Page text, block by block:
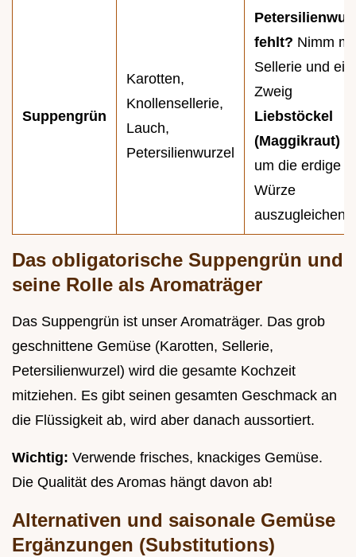
Suppengrün
Karotten,
Knollensellerie,
Lauch,
Petersilienwurzel
fehlt? Nimm
Sellerie und
Zweig
Liebstöckel
(Maggikraut)
um die erdige
Würze
auszugleichen.
Das obligatorische Suppengrün und
seine Rolle als Aromaträger
Das Suppengrün ist unser Aromaträger. Das grob
geschnittene Gemüse (Karotten, Sellerie,
Petersilienwurzel) wird die gesamte Kochzeit
mitziehen. Es gibt seinen gesamten Geschmack an
die Flüssigkeit ab, wird aber danach aussortiert.
Wichtig: Verwende frisches, knackiges Gemüse.
Die Qualität des Aromas hängt davon ab!
Alternativen und saisonale Gemüse
Ergänzungen (Substitutions)